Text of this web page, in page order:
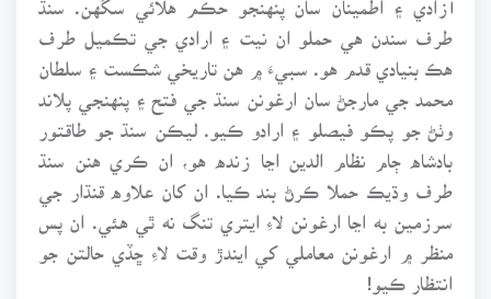
طرف سندن هي حملو ان نيت ۽ ارادي جي تڪميل طرف
هڪ بنيادي قدم هو. سبيءَ ۾ هن تاريخي شڪست ۽ سلطان
محمد جي مارجڻ سان ارغونن سنڌ جي فتح ۽ پنهنجي پلاند
وٺڻ جو پڪو فيصلو ۽ ارادو ڪيو. ليڪن سنڌ جو طاقتور
بادشاه ڄام نظام الدين اڃا زنده هو، ان ڪري هنن سنڌ
طرف وڌيڪ حملا ڪرڻ بند ڪيا. ان کان علاوه قنڌار جي
سرزمين به اڃا ارغونن لاءِ ايتري تنگ نه ٿي هئي. ان پس
منظر ۾ ارغونن معاملي کي ايندڙ وقت لاءِ ڇڏي حالتن جو
انتظار ڪيو!